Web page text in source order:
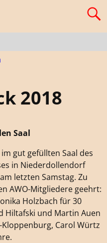
2018
Saal
gut gefüllten Saal des
in Niederdollendorf
letzten Samstag. Zu
AWO-Mitgliedere geehrt:
Holzbach für 30
Hiltafski und Martin Auen
Carol Würtz